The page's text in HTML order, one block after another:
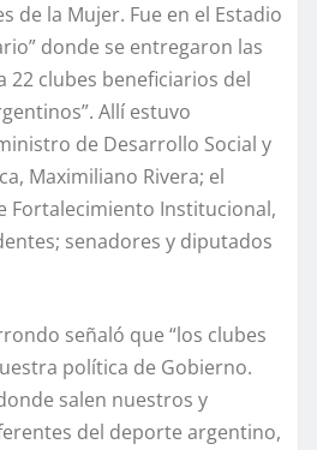
de la Mujer. Fue en el Estadio
donde se entregaron las
22 clubes beneficiarios del
Allí estuvo
de Desarrollo Social y
Maximiliano Rivera; el
Fortalecimiento Institucional,
senadores y diputados
señaló que “los clubes
política de Gobierno.
salen nuestros y
del deporte argentino,